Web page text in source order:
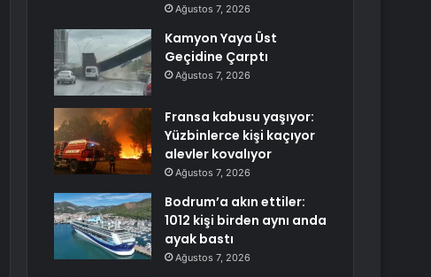
Ağustos 7, 2026
Kamyon Yaya Üst
Geçidine Çarptı
Ağustos 7, 2026
Fransa kabusu yaşıyor:
Yüzbinlerce kişi kaçıyor
alevler kovalıyor
Ağustos 7, 2026
Bodrum’a akın ettiler:
1012 kişi birden aynı anda
ayak bastı
Ağustos 7, 2026